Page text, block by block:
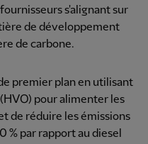
s'alignant sur
de développement
de carbone.
premier plan en utilisant
pour alimenter les
de réduire les émissions
par rapport au diesel